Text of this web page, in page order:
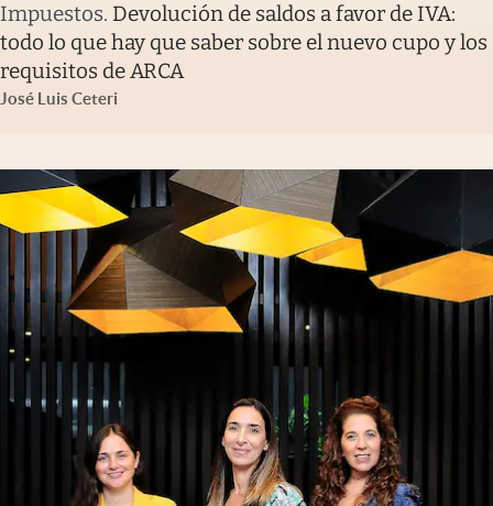
Impuestos. Devolución de saldos a favor de IVA:
todo lo que hay que saber sobre el nuevo cupo y los
requisitos de ARCA
José Luis Ceteri